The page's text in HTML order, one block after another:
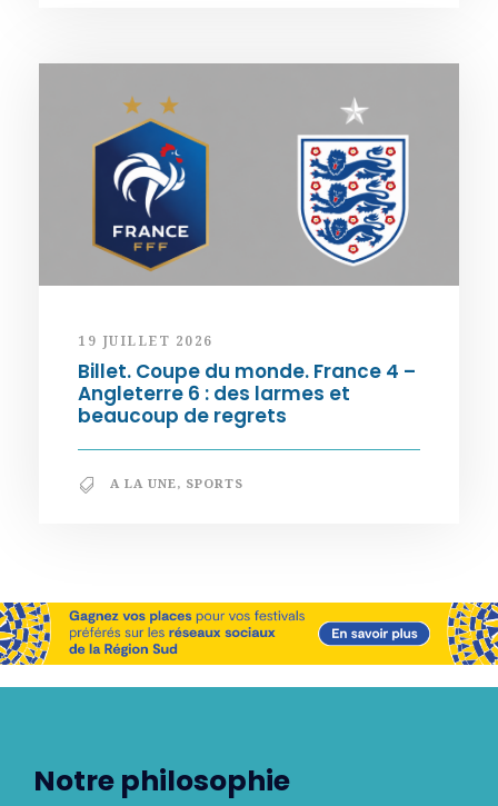
19 JUILLET 2026
Billet. Coupe du monde. France 4 –
Angleterre 6 : des larmes et
beaucoup de regrets
A LA UNE, SPORTS
Notre philosophie